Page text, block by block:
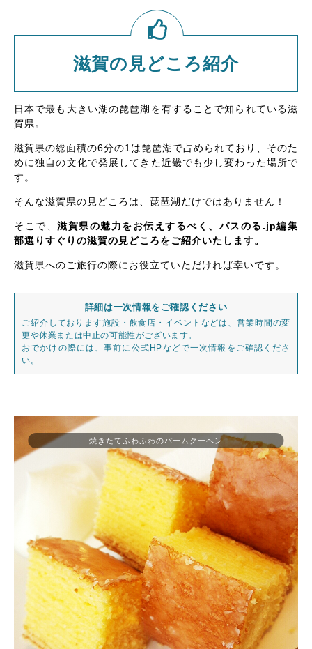
滋賀の見どころ紹介
日本で最も大きい湖の琵琶湖を有することで知られている滋
賀県。
滋賀県の総面積の6分の1は琵琶湖で占められており、そのた
めに独自の文化で発展してきた近畿でも少し変わった場所で
す。
そんな滋賀県の見どころは、琵琶湖だけではありません！
そこで、滋賀県の魅力をお伝えするべく、バスのる.jp編集
部選りすぐりの滋賀の見どころをご紹介いたします。
滋賀県へのご旅行の際にお役立ていただければ幸いです。
詳細は一次情報をご確認ください
ご紹介しております施設・飲食店・イベントなどは、営業時間の変
更や休業または中止の可能性がございます。
おでかけの際には、事前に公式HPなどで一次情報をご確認くださ
い。
焼きたてふわふわのバームクーヘン